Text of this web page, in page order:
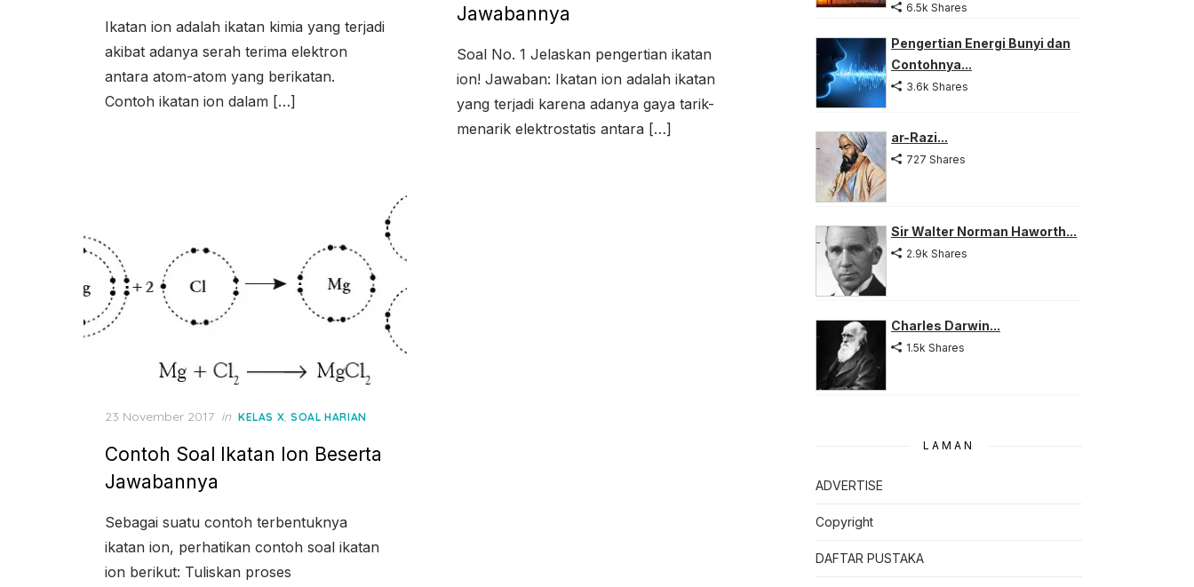
Ikatan ion adalah ikatan kimia yang terjadi
akibat adanya serah terima elektron
antara atom-atom yang berikatan.
Contoh ikatan ion dalam […]
Jawabannya
Soal No. 1 Jelaskan pengertian ikatan
ion! Jawaban: Ikatan ion adalah ikatan
yang terjadi karena adanya gaya tarik-
menarik elektrostatis antara […]
Posted
23 November 2017 in KELAS X ,SOAL HARIAN
Contoh Soal Ikatan Ion Beserta
Jawabannya
Sebagai suatu contoh terbentuknya
ikatan ion, perhatikan contoh soal ikatan
ion berikut: Tuliskan proses
6.5k Shares
Pengertian Energi Bunyi dan
Contohnya...
3.6k Shares
ar-Razi...
727 Shares
Sir Walter Norman Haworth...
2.9k Shares
Charles Darwin...
1.5k Shares
LAMAN
ADVERTISE
Copyright
DAFTAR PUSTAKA